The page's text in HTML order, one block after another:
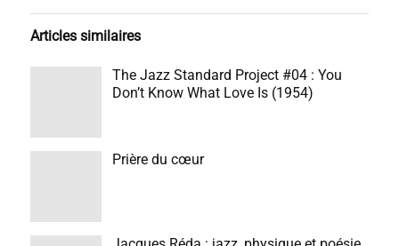
Articles similaires
The Jazz Standard Project #04 : You
Don’t Know What Love Is (1954)
Prière du cœur